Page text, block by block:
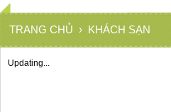
TRANG CHỦ › KHÁCH SẠN
Updating...